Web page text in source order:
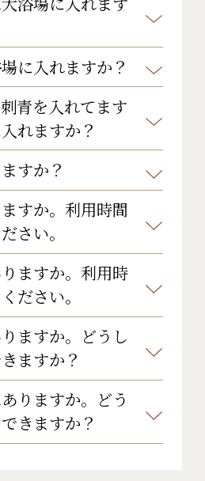
ム
は設けておりません
が滑りやすくなって
気を付けてご利用下
限は設けておりません
床が滑りやすくなって
お気を付けてご利用く
ベビーソープのご用意ご
利用ください。
に入れますか？
いただけます。
床が滑りやすくなっ
十分にお気を付けく
また、長湯にはご注意
青を入れてます
れますか？
ませんが、タトゥー・
ご利用はお断りいた
。
すか？
せんが、当施設の温
だけません。
すか。利用時間
さい。
ざいません。
のみになります。
のご用意もございま
利用ください。
ますか。利用時
ださい。
はございません。
ますか。どうし
ますか？
はございません。
りますか。どう
きますか？